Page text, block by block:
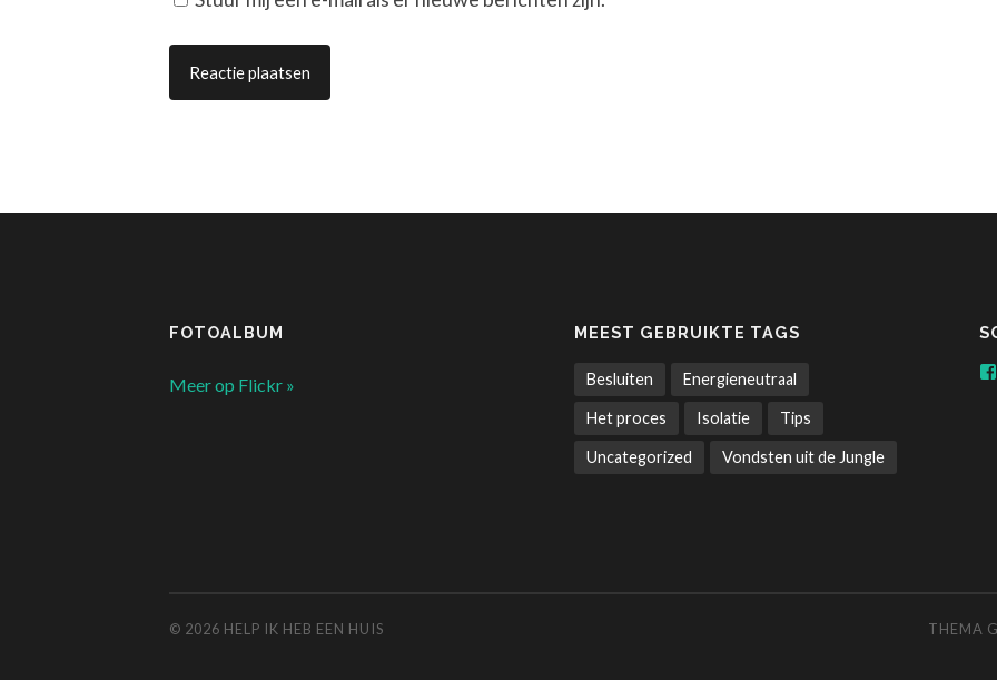
FOTOALBUM
Meer op Flickr »
MEEST GEBRUIKTE TAGS
Besluiten Energieneutraal
Het proces Isolatie Tips
Uncategorized Vondsten uit de Jungle
© 2026 HELP IK HEB EEN HUIS THEMA